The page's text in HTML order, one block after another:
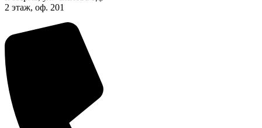
2 этаж, оф. 201